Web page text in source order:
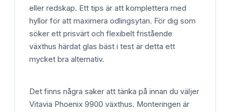
eller redskap. Ett tips är att komplettera med
hyllor för att maximera odlingsytan. För dig som
söker ett prisvärt och flexibelt fristående
växthus härdat glas bäst i test är detta ett
mycket bra alternativ.
Det finns några saker att tänka på innan du väljer
Vitavia Phoenix 9900 växthus. Monteringen är